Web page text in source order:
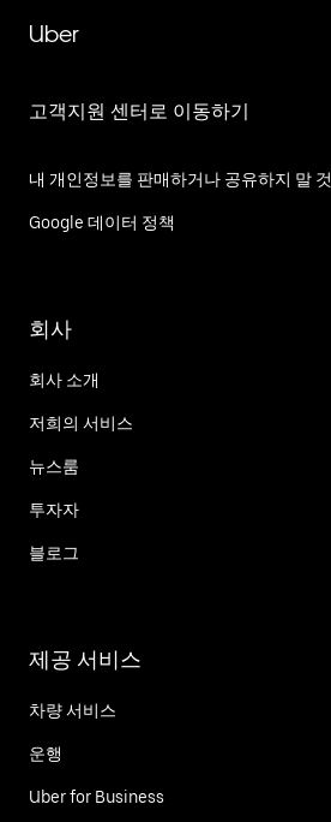
Uber
고객지원 센터로 이동하기
내 개인정보를 판매하거나 공유하지 말 것
Google 데이터 정책
회사
회사 소개
저희의 서비스
뉴스룸
투자자
블로그
제공 서비스
차량 서비스
운행
Uber for Business